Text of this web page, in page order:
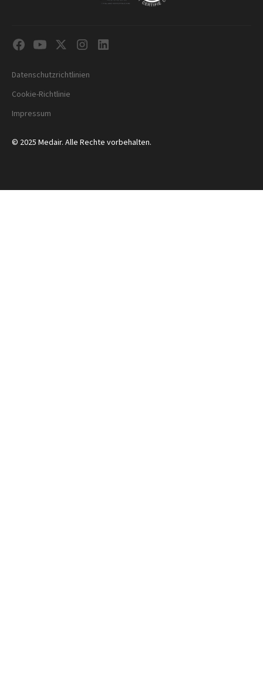
© 2025 Medair. Alle Rechte vorbehalten.
Datenschutzrichtlinien
Cookie-Richtlinie
Impressum